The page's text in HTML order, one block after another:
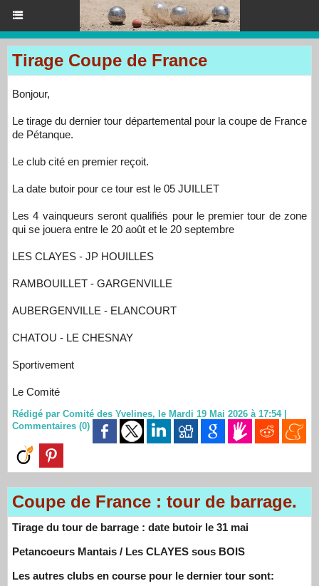
Tirage Coupe de France
Bonjour,
Le tirage du dernier tour départemental pour la coupe de France
de Pétanque.
Le club cité en premier reçoit.
La date butoir pour ce tour est le 05 JUILLET
Les 4 vainqueurs seront qualifiés pour le premier tour de zone
qui se jouera entre le 20 août et le 20 septembre
LES CLAYES - JP HOUILLES
RAMBOUILLET - GARGENVILLE
AUBERGENVILLE - ELANCOURT
CHATOU - LE CHESNAY
Sportivement
Le Comité
Rédigé par Comité des Yvelines, le Mardi 19 Mai 2026 à 17:54
Commentaires (0)
Coupe de France : tour de barrage.
Tirage du tour de barrage : date butoir le 31 mai
Petancoeurs Mantais / Les CLAYES sous BOIS
Les autres clubs en course pour le dernier tour sont: